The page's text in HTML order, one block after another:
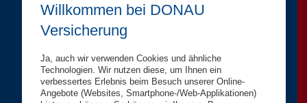
Willkommen bei DONAU
Versicherung
Ja, auch wir verwenden Cookies und ähnliche
Technologien. Wir nutzen diese, um Ihnen ein
verbessertes Erlebnis beim Besuch unserer Online-
Angebote (Websites, Smartphone-/Web-Applikationen)